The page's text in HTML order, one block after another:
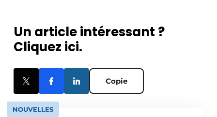
Un article intéressant ?
Cliquez ici.
Copie
NOUVELLES